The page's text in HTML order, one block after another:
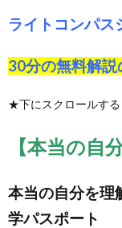
ライトコンパス
30分の無料解
★下にスクロールす
【本当の自
本当の自分を理
学パスポート